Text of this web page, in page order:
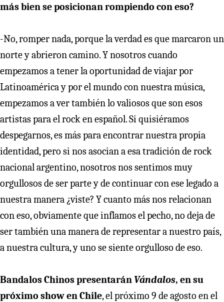
más bien se posicionan rompiendo con eso?
-No, romper nada, porque la verdad es que marcaron un
norte y abrieron camino. Y nosotros cuando
empezamos a tener la oportunidad de viajar por
Latinoamérica y por el mundo con nuestra música,
empezamos a ver también lo valiosos que son esos
artistas para el rock en español. Si quisiéramos
despegarnos, es más para encontrar nuestra propia
identidad, pero si nos asocian a esa tradición de rock
nacional argentino, nosotros nos sentimos muy
orgullosos de ser parte y de continuar con ese legado a
nuestra manera ¿viste? Y cuanto más nos relacionan
con eso, obviamente que inflamos el pecho, no deja de
ser también una manera de representar a nuestro país,
a nuestra cultura, y uno se siente orgulloso de eso.
Bandalos Chinos presentarán Vándalos, en su
próximo show en Chile, el próximo 9 de agosto en el